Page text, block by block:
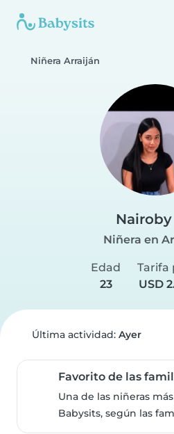
Niñera Arraiján
Nairoby
Niñera en
Edad
23
Tarifa
USD
Última actividad: Ayer
Favorito de las
Una de las niñeras
Babysits, según las